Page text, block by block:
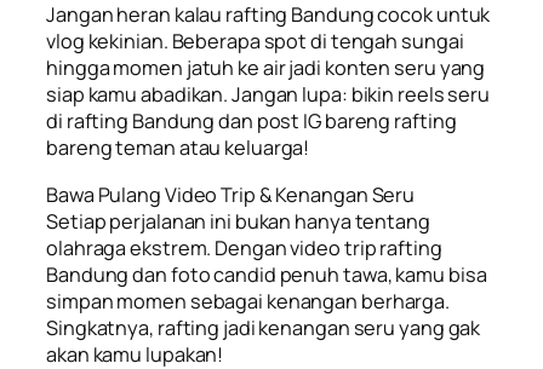
Jangan heran kalau rafting Bandung cocok untuk
vlog kekinian. Beberapa spot di tengah sungai
hingga momen jatuh ke air jadi konten seru yang
siap kamu abadikan. Jangan lupa: bikin reels seru
di rafting Bandung dan post IG bareng rafting
bareng teman atau keluarga!
Bawa Pulang Video Trip & Kenangan Seru
Setiap perjalanan ini bukan hanya tentang
olahraga ekstrem. Dengan video trip rafting
Bandung dan foto candid penuh tawa, kamu bisa
simpan momen sebagai kenangan berharga.
Singkatnya, rafting jadi kenangan seru yang gak
akan kamu lupakan!